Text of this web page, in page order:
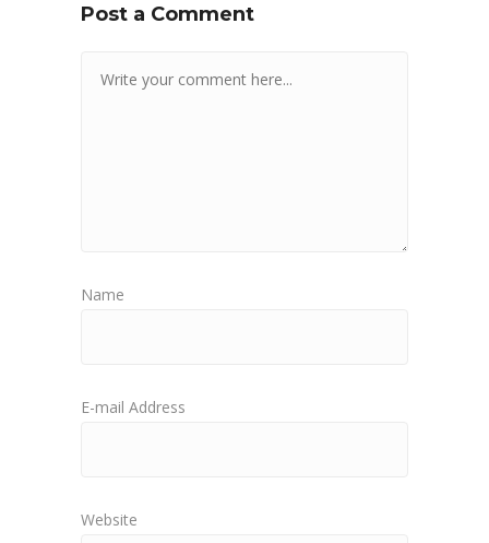
Post a Comment
Name
E-mail Address
Website